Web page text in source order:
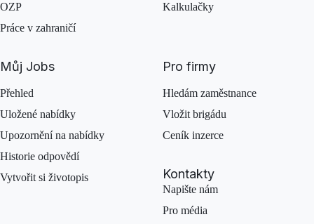
OZP
Práce v zahraničí
Kalkulačky
Můj Jobs
Přehled
Uložené nabídky
Upozornění na nabídky
Historie odpovědí
Vytvořit si životopis
Pro firmy
Hledám zaměstnance
Vložit brigádu
Ceník inzerce
Kontakty
Napište nám
Pro média